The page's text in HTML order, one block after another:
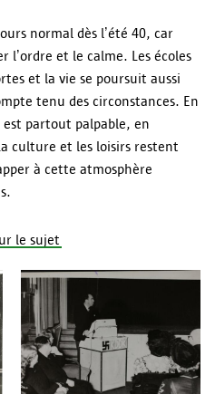
normal dès l’été 40, car
l’ordre et le calme. Les écoles
et la vie se poursuit aussi
tenu des circonstances. En
partout palpable, en
culture et les loisirs restent
à cette atmosphère
le sujet